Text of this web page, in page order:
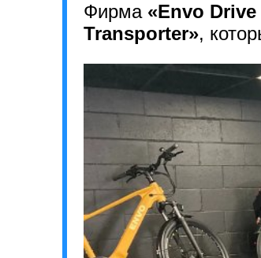
Фирма «Envo
Transporter»,